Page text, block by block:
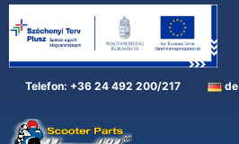
Telefon: +36 24 492 200/217 de